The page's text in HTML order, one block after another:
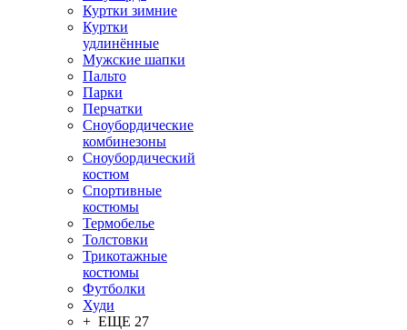
Куртки зимние
Куртки
удлинённые
Мужские шапки
Пальто
Парки
Перчатки
Сноубордические
комбинезоны
Сноубордический
костюм
Спортивные
костюмы
Термобелье
Толстовки
Трикотажные
костюмы
Футболки
Худи
+ ЕЩЕ 27